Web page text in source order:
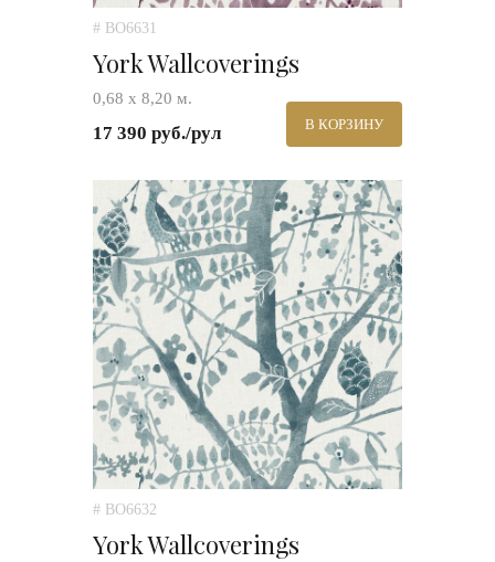
# BO6631
York Wallcoverings
0,68 х 8,20 м.
17 390 руб./рул В КОРЗИНУ
# BO6632
York Wallcoverings